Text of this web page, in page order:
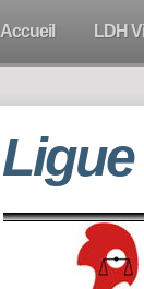
Accueil LDH
Ligue